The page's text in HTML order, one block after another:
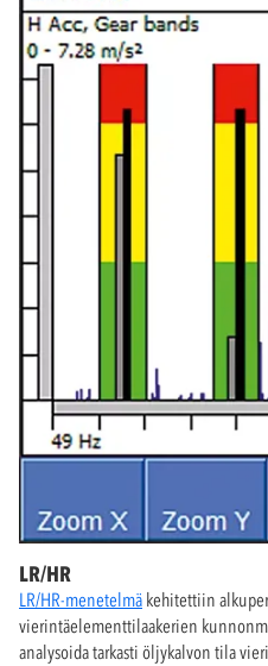
LR/HR
LR/HR-menetelmä kehitettiin
vierintäelementtilaakerien
analysoida tarkasti öljykalvon tila